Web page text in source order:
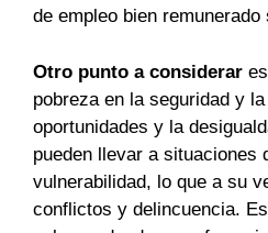
de empleo bien
Otro punto a considerar
pobreza en la seguridad y
oportunidades y la
pueden llevar a situaciones
vulnerabilidad, lo que a su
conflictos y delincuencia.